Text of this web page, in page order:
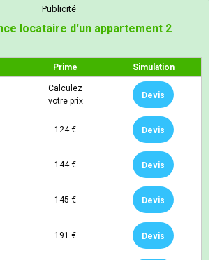
Publicité
locataire d'un appartement 2
Prime Simulation
Calculez
votre prix
Devis
124 € Devis
144 € Devis
145 € Devis
191 € Devis